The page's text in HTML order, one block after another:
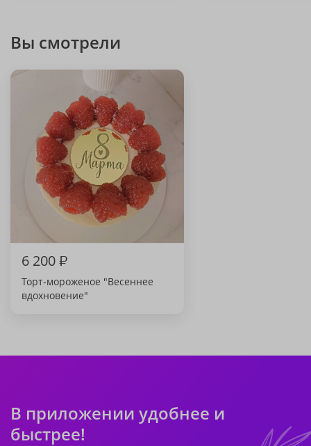
Вы смотрели
6 200₽
Торт-мороженое "Весеннее
вдохновение"
В приложении удобнее и
быстрее!